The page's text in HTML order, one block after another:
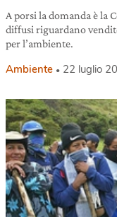
A porsi la domanda è la
diffusi riguardano
per l’ambiente.
Ambiente 22 luglio